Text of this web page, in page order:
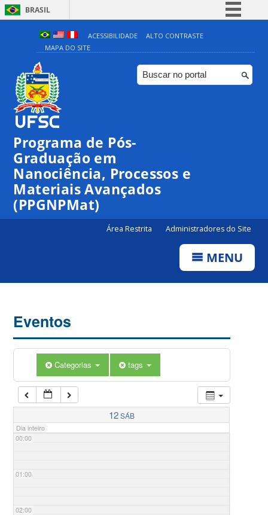
BRASIL
Simplifique!
Comunica BR
Participe
ACESSIBILIDADE
ALTO CONTRASTE
MAPA DO SITE
Programa de Pós-
Graduação em
Nanociência, Processos e
Materiais Avançados
(PPGNPMat)
Área Restrita Administradores do Site
MENU
Eventos
Categorias tags
12SÁB
Dia inteiro
00:00
01:00
02:00